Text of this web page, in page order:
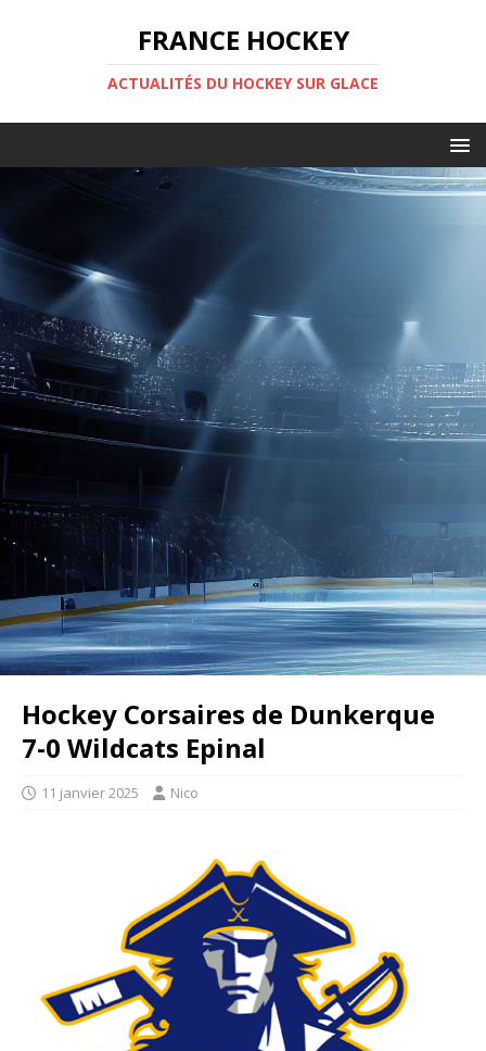
FRANCE HOCKEY
ACTUALITÉS DU HOCKEY SUR GLACE
Hockey Corsaires de Dunkerque
7-0 Wildcats Epinal
11 janvier 2025 Nico